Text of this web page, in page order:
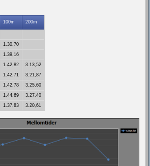
100m 200m
1.30,70
1.39,16
1.42,82
3.13,52
1.42,71
3.21,87
1.42,78
3.25,60
1.44,69
3.27,40
1.37,83 3.20,61